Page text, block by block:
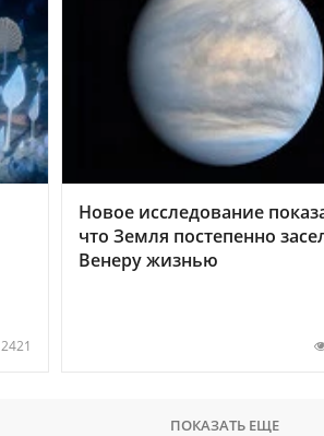
2421
Новое исследование
что Земля постепенно
Венеру жизнью
ПОКАЗАТЬ ЕЩЕ